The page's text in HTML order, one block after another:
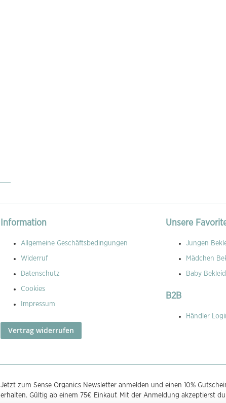
Information
Allgemeine Geschäftsbedingungen
Widerruf
Datenschutz
Cookies
Impressum
Vertrag widerrufen
Unsere
Jungen
Mädchen
Baby
B2B
Händler
Jetzt zum Sense Organics Newsletter anmelden und einen 10%
erhalten. Gültig ab einem 75€ Einkauf. Mit der Anmeldung akzeptierst